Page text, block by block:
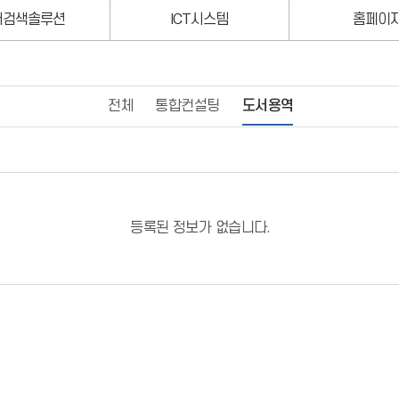
색솔루션 ICT시스템 홈페이지
전체 통합컨설팅 도서용역
등록된 정보가 없습니다.